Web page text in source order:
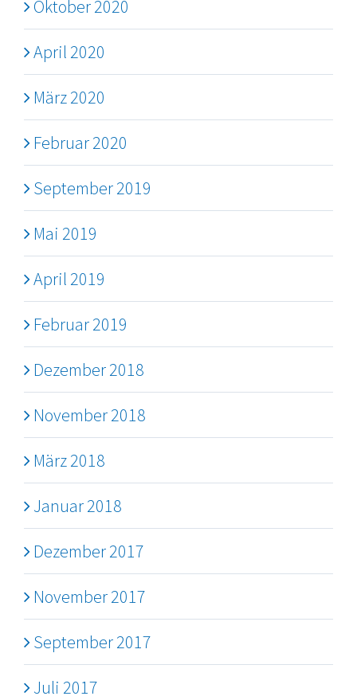
Oktober 2020
April 2020
März 2020
Februar 2020
September 2019
Mai 2019
April 2019
Februar 2019
Dezember 2018
November 2018
März 2018
Januar 2018
Dezember 2017
November 2017
September 2017
Juli 2017